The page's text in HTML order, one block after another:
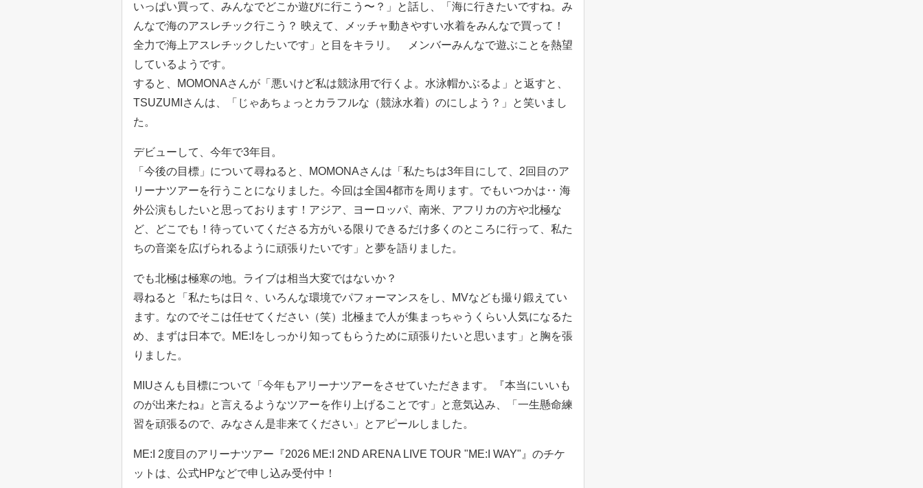
いっぱい買って、みんなでどこか遊びに行こう〜？」と話し、「海に行きたいですね。み
んなで海のアスレチック行こう？ 映えて、メッチャ動きやすい水着をみんなで買って！
全力で海上アスレチックしたいです」と目をキラリ。 メンバーみんなで遊ぶことを熱望
しているようです。
すると、MOMONAさんが「悪いけど私は競泳用で行くよ。水泳帽かぶるよ」と返すと、
TSUZUMIさんは、「じゃあちょっとカラフルな（競泳水着）のにしよう？」と笑いまし
た。
デビューして、今年で3年目。
「今後の目標」について尋ねると、MOMONAさんは「私たちは3年目にして、2回目のア
リーナツアーを行うことになりました。今回は全国4都市を周ります。でもいつかは‥ 海
外公演もしたいと思っております！アジア、ヨーロッパ、南米、アフリカの方や北極な
ど、どこでも！待っていてくださる方がいる限りできるだけ多くのところに行って、私た
ちの音楽を広げられるように頑張りたいです」と夢を語りました。
でも北極は極寒の地。ライブは相当大変ではないか？
尋ねると「私たちは日々、いろんな環境でパフォーマンスをし、MVなども撮り鍛えてい
ます。なのでそこは任せてください（笑）北極まで人が集まっちゃうくらい人気になるた
め、まずは日本で。ME:Iをしっかり知ってもらうために頑張りたいと思います」と胸を張
りました。
MIUさんも目標について「今年もアリーナツアーをさせていただきます。『本当にいいも
のが出来たね』と言えるようなツアーを作り上げることです」と意気込み、「一生懸命練
習を頑張るので、みなさん是非来てください」とアピールしました。
ME:I 2度目のアリーナツアー『2026 ME:I 2ND ARENA LIVE TOUR "ME:I WAY"』のチケ
ットは、公式HPなどで申し込み受付中！